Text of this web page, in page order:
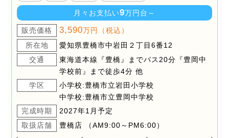
月々お支払い9万円台～
販売価格 3,590万円（税込）
所在地
愛知県豊橋市中岩田２丁目6番12
交通
東海道本線『豊橋』までバス20分『豊岡中
学校前』まで徒歩4分 他
学区
小学校:豊橋市立岩田小学校
中学校:豊橋市立豊岡中学校
完成時期
2027年1月予定
取扱店舗
豊橋店 （AM9:00～PM6:00）